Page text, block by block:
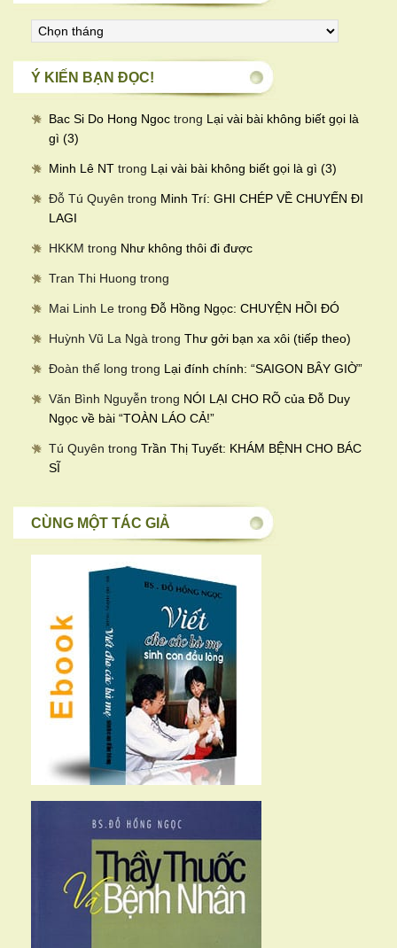
viết
theo
thángÝ KIẾN BẠN ĐỌC!
Bac Si Do Hong Ngoc trong Lại vài bài không biết gọi là
gì (3)
Minh Lê NT trong Lại vài bài không biết gọi là gì (3)
Đỗ Tú Quyên trong Minh Trí: GHI CHÉP VỀ CHUYẾN ĐI
LAGI
HKKM trong Như không thôi đi được
Tran Thi Huong trong
Mai Linh Le trong Đỗ Hồng Ngọc: CHUYỆN HỒI ĐÓ
Huỳnh Vũ La Ngà trong Thư gởi bạn xa xôi (tiếp theo)
Đoàn thế long trong Lại đính chính: “SAIGON BÂY GIỜ”
Văn Bình Nguyễn trong NÓI LẠI CHO RÕ của Đỗ Duy
Ngọc về bài “TOÀN LÁO CẢ!”
Tú Quyên trong Trần Thị Tuyết: KHÁM BỆNH CHO BÁC
SĨ
CÙNG MỘT TÁC GIẢ